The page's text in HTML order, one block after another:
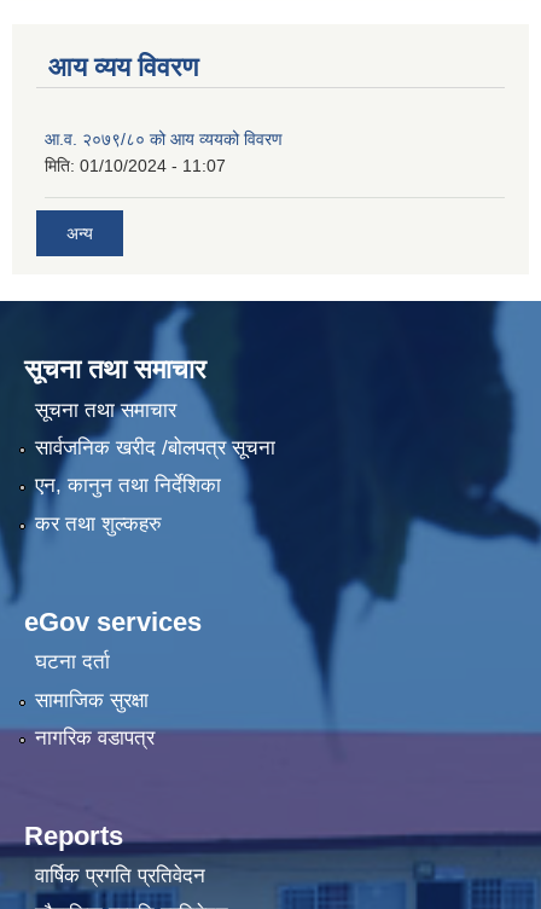
आय व्यय विवरण
आ.व. २०७९/८० को आय व्ययको विवरण
मिति: 01/10/2024 - 11:07
अन्य
सूचना तथा समाचार
सूचना तथा समाचार
सार्वजनिक खरीद /बोलपत्र सूचना
एन, कानुन तथा निर्देशिका
कर तथा शुल्कहरु
eGov services
घटना दर्ता
सामाजिक सुरक्षा
नागरिक वडापत्र
Reports
वार्षिक प्रगति प्रतिवेदन